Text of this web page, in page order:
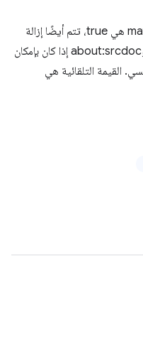
إذا كانت قيمة matchAboutBlank هي true، تتم أيضًا إزالة
الرمز من إطارات about:blank وabout:srcdoc إذا كان بإمكان
القيمة التلقائية هي